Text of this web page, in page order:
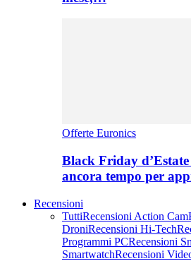
Offerte Euronics
Black Friday d’Estate
ancora tempo per
Recensioni
TuttiRecensioni Action Cam
DroniRecensioni Hi-Tech
Programmi PCRecensioni
SmartwatchRecensioni